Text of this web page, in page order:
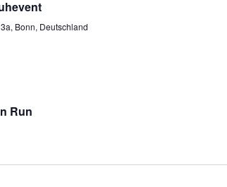
Bonn, Deutschland
Run